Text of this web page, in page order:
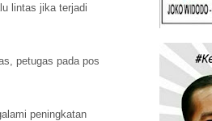
lintas jika terjadi
petugas pada pos
peningkatan